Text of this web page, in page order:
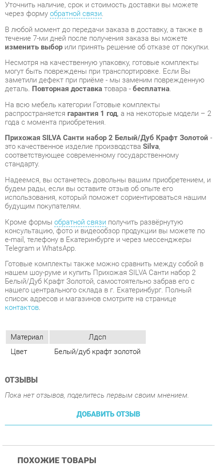
изменить выборили принять решение об отказе от покупки.
могут быть повреждены при транспортировке. Если Вы
заметили дефект при приёме - мы заменим поврежденную
деталь.Повторная доставкатовара -бесплатна.
На всю мебель категории Готовые комплекты
распространяетсягарантия 1 год, а на некоторые модели – 2
года с момента приобретения.
Прихожая SILVA Санти набор 2 Белый/Дуб Крафт Золотой
это качественное изделие производстваSilva,
соответствующее современному государственному
стандарту.
Надеемся, вы останетесь довольны вашим приобретением, и
будем рады, если вы оставите отзыв об опыте его
использования, который поможет сориентироваться нашим
будущим покупателям.
получить развёрнутую
консультацию, фото и видеообзор продукции вы можете по
e-mail, телефону в Екатеринбурге и через мессенджеры
Telegram и WhatsApp.
нашем шоу-руме и купить Прихожая SILVA Санти набор 2
Белый/Дуб Крафт Золотой, самостоятельно забрав его с
нашего центрального склада в г. Екатеринбург. Полный
список адресов и магазинов смотрите на странице
Материал
Лдсп
Цвет
Белый/дуб крафт золотой
Пока нет отзывов, поделитесь первым своим мнением.